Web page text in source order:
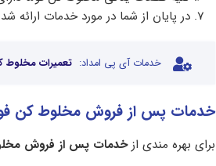
در پایان از شما در مورد خدمات ارائه
خدمات آی پی امداد: تعمیرات مخلوط
خدمات پس از فروش مخلوط کن
برای بهره مندی ازخدمات پس از فروش